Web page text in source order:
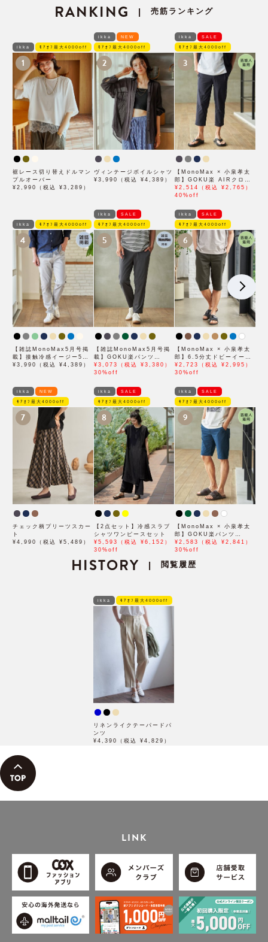
RANKING | 売筋ランキング
ikka ﾓｱｵﾌ最大4000off
1
裾レース切り替えドルマン
プルオーバー
¥2,990（税込 ¥3,289）
ikka NEW
ﾓｱｵﾌ最大4000off
2
ヴィンテージボイルシャツ
¥3,990（税込 ¥4,389）
ikka SALE
ﾓｱｵﾌ最大4000off
3
【MonoMax × 小泉孝太
郎】GOKU楽 AIRクロッ
プドパンツ「小泉孝太郎さ
ん着用モデル」
¥2,514（税込 ¥2,765）
40%off
ikka ﾓｱｵﾌ最大4000off
4
【雑誌MonoMax5月号掲
載】接触冷感イージー5ポ
ケット
¥3,990（税込 ¥4,389）
ikka SALE
ﾓｱｵﾌ最大4000off
5
【雑誌MonoMax5月号掲
載】GOKU楽パンツ
EASY STRETCH 冷感ア
ンクル【接触冷感】「小泉
¥3,073（税込 ¥3,380）
30%off
ikka SALE
ﾓｱｵﾌ最大4000off
6
【MonoMax × 小泉孝太
郎】6.5分丈ドビーイージ
ーハーフパンツ「小泉孝太
郎さん着用モデル」
¥2,723（税込 ¥2,995）
30%off
ikka NEW
ﾓｱｵﾌ最大4000off
7
チェック柄プリーツスカー
ト
¥4,990（税込 ¥5,489）
ikka SALE
ﾓｱｵﾌ最大4000off
8
【2点セット】冷感スラブ
シャツワンピースセット
¥5,593（税込 ¥6,152）
30%off
ikka SALE
ﾓｱｵﾌ最大4000off
9
【MonoMax × 小泉孝太
郎】GOKU楽パンツ
EASY STRETCH 冷感
5Pショート「小泉孝太郎
¥2,583（税込 ¥2,841）
30%off
HISTORY | 閲覧履歴
ikka ﾓｱｵﾌ最大4000off
リネンライクテーパードパ
ンツ
¥4,390（税込 ¥4,829）
LINK